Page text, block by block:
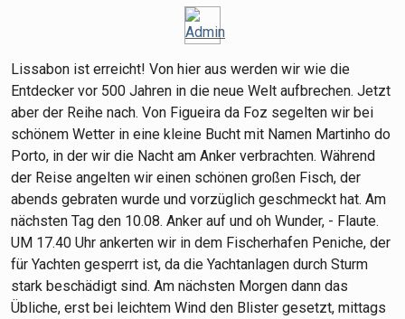
Lissabon ist erreicht! Von hier aus werden wir wie die
Entdecker vor 500 Jahren in die neue Welt aufbrechen. Jetzt
aber der Reihe nach. Von Figueira da Foz segelten wir bei
schönem Wetter in eine kleine Bucht mit Namen Martinho do
Porto, in der wir die Nacht am Anker verbrachten. Während
der Reise angelten wir einen schönen großen Fisch, der
abends gebraten wurde und vorzüglich geschmeckt hat. Am
nächsten Tag den 10.08. Anker auf und oh Wunder, - Flaute.
UM 17.40 Uhr ankerten wir in dem Fischerhafen Peniche, der
für Yachten gesperrt ist, da die Yachtanlagen durch Sturm
stark beschädigt sind. Am nächsten Morgen dann das
Übliche, erst bei leichtem Wind den Blister gesetzt, mittags